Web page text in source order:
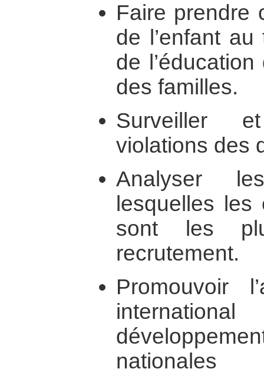
Faire prendre
de l’enfant
de
des familles.
Surveiller
violations des
Analyser
lesquelles
sont les
recrutement.
Promouvoir
nationales